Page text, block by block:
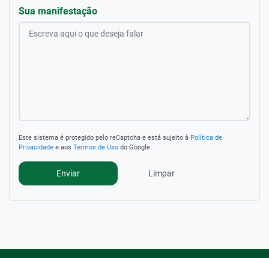
Sua manifestação
Este sistema é protegido pelo reCaptcha e está sujeito à Política de
Privacidade e aos Termos de Uso do Google.
Enviar Limpar